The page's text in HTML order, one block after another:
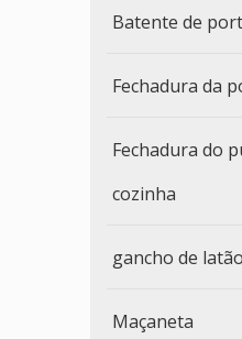
Batente de
Fechadura da
Fechadura do
cozinha
gancho de latão
Maçaneta